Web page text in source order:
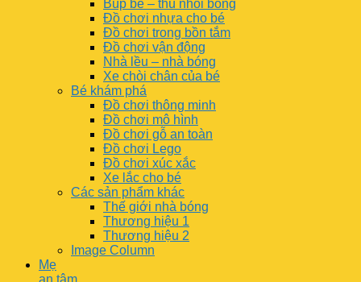
Búp bê – thú nhồi bông
Đồ chơi nhựa cho bé
Đồ chơi trong bồn tắm
Đồ chơi vận động
Nhà lều – nhà bóng
Xe chòi chân của bé
Bé khám phá
Đồ chơi thông minh
Đồ chơi mô hình
Đồ chơi gỗ an toàn
Đồ chơi Lego
Đồ chơi xúc xắc
Xe lắc cho bé
Các sản phẩm khác
Thế giới nhà bóng
Thương hiệu 1
Thương hiệu 2
Image Column
Mẹ
an tâm